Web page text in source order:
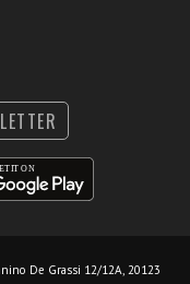
De Grassi 12/12A, 20123